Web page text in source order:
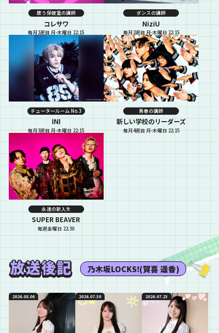
歌う保健室の講師
コレサワ
毎月1週目 月-木曜日 22:15
ダンスの講師
NiziU
毎月2週目 月-木曜日 22:15
チュータールーム No.3
INI
毎月3週目 月-木曜日 22:15
青春の講師
新しい学校のリーダーズ
毎月4週目 月-木曜日 22:15
永遠の新入生
SUPER BEAVER
毎週金曜日 22:30
乃木坂LOCKS!(賀喜 遥香)
2026.08.06 2026.07.30 2026.07.23